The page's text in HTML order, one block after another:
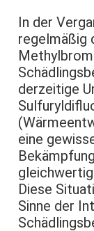
In der
regelmäßig
derzeitige
eine
Diese
Sinne der